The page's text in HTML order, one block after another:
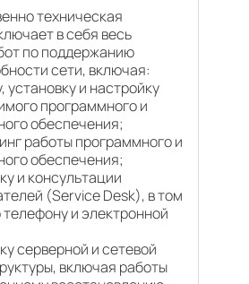
техническая
в себя весь
по поддержанию
сети, включая:
установку и настройку
программного и
обеспечения;
работы программного и
обеспечения;
и консультации
(Service Desk), в том
и электронной
серверной и сетевой
включая работы